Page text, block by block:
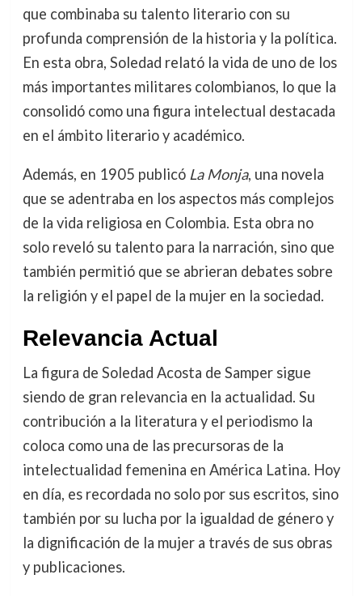
que combinaba su talento literario con su
profunda comprensión de la historia y la política.
En esta obra, Soledad relató la vida de uno de los
más importantes militares colombianos, lo que la
consolidó como una figura intelectual destacada
en el ámbito literario y académico.
Además, en 1905 publicó La Monja, una novela
que se adentraba en los aspectos más complejos
de la vida religiosa en Colombia. Esta obra no
solo reveló su talento para la narración, sino que
también permitió que se abrieran debates sobre
la religión y el papel de la mujer en la sociedad.
Relevancia Actual
La figura de Soledad Acosta de Samper sigue
siendo de gran relevancia en la actualidad. Su
contribución a la literatura y el periodismo la
coloca como una de las precursoras de la
intelectualidad femenina en América Latina. Hoy
en día, es recordada no solo por sus escritos, sino
también por su lucha por la igualdad de género y
la dignificación de la mujer a través de sus obras
y publicaciones.